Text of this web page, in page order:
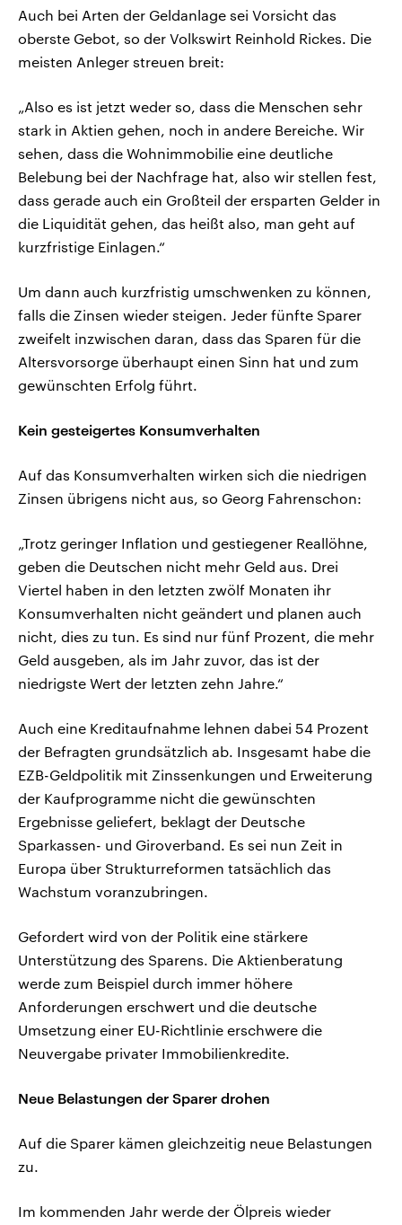
Auch bei Arten der Geldanlage sei Vorsicht das
oberste Gebot, so der Volkswirt Reinhold Rickes. Die
meisten Anleger streuen breit:
„Also es ist jetzt weder so, dass die Menschen sehr
stark in Aktien gehen, noch in andere Bereiche. Wir
sehen, dass die Wohnimmobilie eine deutliche
Belebung bei der Nachfrage hat, also wir stellen fest,
dass gerade auch ein Großteil der ersparten Gelder in
die Liquidität gehen, das heißt also, man geht auf
kurzfristige Einlagen.“
Um dann auch kurzfristig umschwenken zu können,
falls die Zinsen wieder steigen. Jeder fünfte Sparer
zweifelt inzwischen daran, dass das Sparen für die
Altersvorsorge überhaupt einen Sinn hat und zum
gewünschten Erfolg führt.
Kein gesteigertes Konsumverhalten
Auf das Konsumverhalten wirken sich die niedrigen
Zinsen übrigens nicht aus, so Georg Fahrenschon:
„Trotz geringer Inflation und gestiegener Reallöhne,
geben die Deutschen nicht mehr Geld aus. Drei
Viertel haben in den letzten zwölf Monaten ihr
Konsumverhalten nicht geändert und planen auch
nicht, dies zu tun. Es sind nur fünf Prozent, die mehr
Geld ausgeben, als im Jahr zuvor, das ist der
niedrigste Wert der letzten zehn Jahre.“
Auch eine Kreditaufnahme lehnen dabei 54 Prozent
der Befragten grundsätzlich ab. Insgesamt habe die
EZB-Geldpolitik mit Zinssenkungen und Erweiterung
der Kaufprogramme nicht die gewünschten
Ergebnisse geliefert, beklagt der Deutsche
Sparkassen- und Giroverband. Es sei nun Zeit in
Europa über Strukturreformen tatsächlich das
Wachstum voranzubringen.
Gefordert wird von der Politik eine stärkere
Unterstützung des Sparens. Die Aktienberatung
werde zum Beispiel durch immer höhere
Anforderungen erschwert und die deutsche
Umsetzung einer EU-Richtlinie erschwere die
Neuvergabe privater Immobilienkredite.
Neue Belastungen der Sparer drohen
Auf die Sparer kämen gleichzeitig neue Belastungen
zu.
Im kommenden Jahr werde der Ölpreis wieder